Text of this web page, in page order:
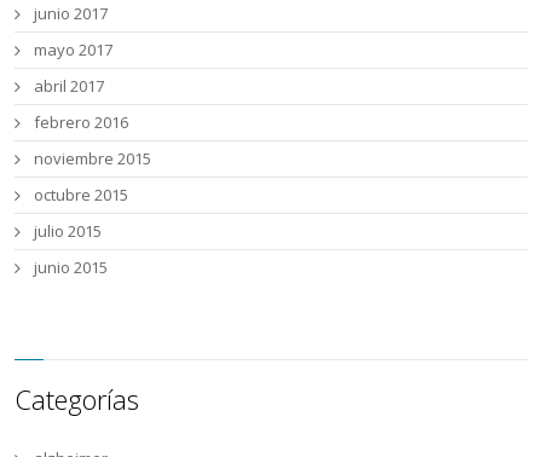
junio 2017
mayo 2017
abril 2017
febrero 2016
noviembre 2015
octubre 2015
julio 2015
junio 2015
Categorías